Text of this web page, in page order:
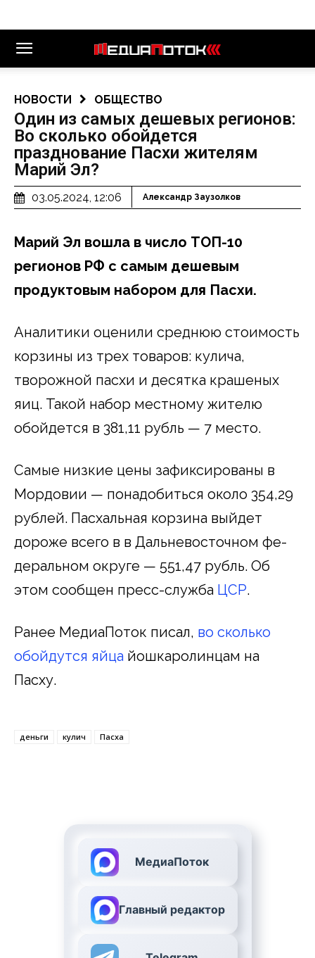
НОВОСТИ ОБЩЕСТВО
Один из самых дешевых регионов:
Во сколько обойдется
празднование Пасхи жителям
Марий Эл?
03.05.2024, 12:06 Александр Заузолков
Марий Эл вошла в число ТОП-10
регионов РФ с самым дешевым
продуктовым набором для Пасхи.
Аналитики оценили среднюю стоимость
корзины из трех товаров: кулича,
творожной пасхи и десятка крашеных
яиц. Такой набор местному жителю
обойдется в 381,11 руб­ль — 7 место.
Самые низкие цены зафиксированы в
Мордовии — понадобиться около 354,29
рублей. Пасхальная корзина выйдет
дороже всего в в Даль­не­во­сточ­ном фе­
де­раль­ном окру­ге — 551,47 рубль. Об
этом сообщен пресс-служба ЦСР.
Ранее МедиаПоток писал, во сколько
обойдутся яйца йошкаролинцам на
Пасху.
деньги кулич Пасха
МедиаПоток
Главный редактор